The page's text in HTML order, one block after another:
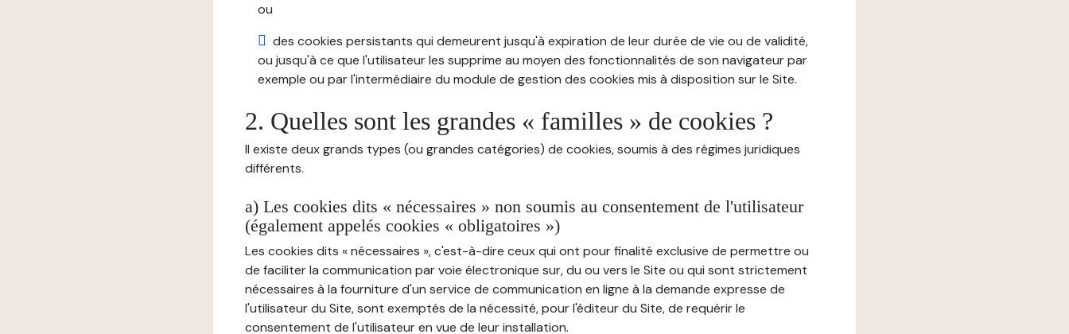
ou
des cookies persistants qui demeurent jusqu'à expiration de leur durée de vie ou de validité,
ou jusqu'à ce que l'utilisateur les supprime au moyen des fonctionnalités de son navigateur par
exemple ou par l'intermédiaire du module de gestion des cookies mis à disposition sur le Site.
2. Quelles sont les grandes « familles » de cookies ?
Il existe deux grands types (ou grandes catégories) de cookies, soumis à des régimes juridiques
différents.
a) Les cookies dits « nécessaires » non soumis au consentement de l'utilisateur
(également appelés cookies « obligatoires »)
Les cookies dits « nécessaires », c'est-à-dire ceux qui ont pour finalité exclusive de permettre ou
de faciliter la communication par voie électronique sur, du ou vers le Site ou qui sont strictement
nécessaires à la fourniture d'un service de communication en ligne à la demande expresse de
l'utilisateur du Site, sont exemptés de la nécessité, pour l'éditeur du Site, de requérir le
consentement de l'utilisateur en vue de leur installation.